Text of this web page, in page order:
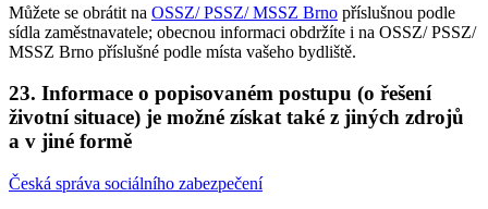
Můžete se obrátit na OSSZ/ PSSZ/ MSSZ Brno příslušnou podle
sídla zaměstnavatele; obecnou informaci obdržíte i na OSSZ/ PSSZ/
MSSZ Brno příslušné podle místa vašeho bydliště.
23. Informace o popisovaném postupu (o řešení
životní situace) je možné získat také z jiných zdrojů
a v jiné formě
Česká správa sociálního zabezpečení